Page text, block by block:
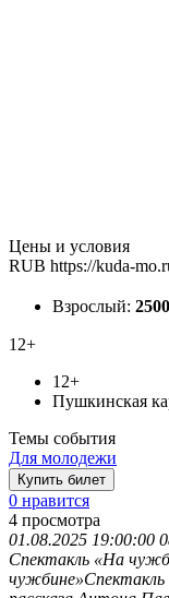
Цены и условия
RUB https://kuda-
Взрослый: 2500
12+
12+
Пушкинская
Темы события
Для молодежи
Купить билет
0 нравится
4 просмотра
01.08.2025 19:00:00
Спектакль «На